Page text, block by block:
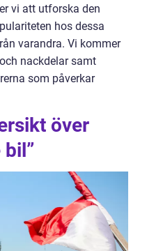
vi att utforska den
hos dessa
varandra. Vi kommer
nackdelar samt
som påverkar
över